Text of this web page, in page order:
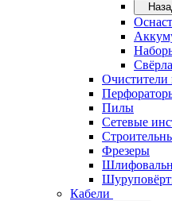
Свёрла
Очистители
Пилы
Сетевые
Фрезеры
Кабели